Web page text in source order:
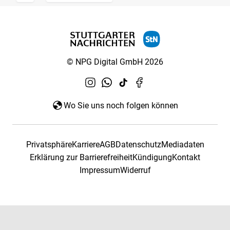
© NPG Digital GmbH 2026
Wo Sie uns noch folgen können
PrivatsphäreKarriereAGBDatenschutzMediadaten
Erklärung zur BarrierefreiheitKündigungKontakt
ImpressumWiderruf